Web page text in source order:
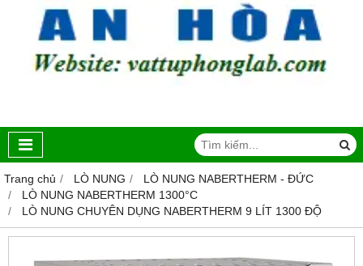
Trang chủ LÒ NUNG
LÒ NUNG NABERTHERM - ĐỨC
LÒ NUNG NABERTHERM 1300°C
LÒ NUNG CHUYÊN DỤNG NABERTHERM 9 LÍT 1300 ĐỘ